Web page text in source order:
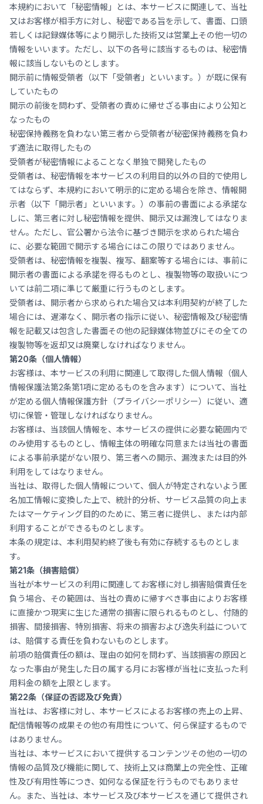
本規約において「秘密情報」とは、本サービスに関連して、当社
又はお客様が相手方に対し、秘密である旨を示して、書面、口頭
若しくは記録媒体等により開示した技術又は営業上その他一切の
情報をいいます。ただし、以下の各号に該当するものは、秘密情
報に該当しないものとします。
開示前に情報受領者（以下「受領者」といいます。）が既に保有
していたもの
開示の前後を問わず、受領者の責めに帰せざる事由により公知と
なったもの
秘密保持義務を負わない第三者から受領者が秘密保持義務を負わ
ず適法に取得したもの
受領者が秘密情報によることなく単独で開発したもの
受領者は、秘密情報を本サービスの利用目的以外の目的で使用し
てはならず、本規約において明示的に定める場合を除き、情報開
示者（以下「開示者」といいます。）の事前の書面による承諾な
しに、第三者に対し秘密情報を提供、開示又は漏洩してはなりま
せん。ただし、官公署から法令に基づき開示を求められた場合
に、必要な範囲で開示する場合にはこの限りではありません。
受領者は、秘密情報を複製、複写、翻案等する場合には、事前に
開示者の書面による承諾を得るものとし、複製物等の取扱いにつ
いては前二項に準じて厳重に行うものとします。
受領者は、開示者から求められた場合又は本利用契約が終了した
場合には、遅滞なく、開示者の指示に従い、秘密情報及び秘密情
報を記載又は包含した書面その他の記録媒体物並びにその全ての
複製物等を返却又は廃棄しなければなりません。
第20条（個人情報）
お客様は、本サービスの利用に関連して取得した個人情報（個人
情報保護法第2条第1項に定めるものを含みます）について、当社
が定める個人情報保護方針（プライバシーポリシー）に従い、適
切に保管・管理しなければなりません。
お客様は、当該個人情報を、本サービスの提供に必要な範囲内で
のみ使用するものとし、情報主体の明確な同意または当社の書面
による事前承諾がない限り、第三者への開示、漏洩または目的外
利用をしてはなりません。
当社は、取得した個人情報について、個人が特定されないよう匿
名加工情報に変換した上で、統計的分析、サービス品質の向上ま
たはマーケティング目的のために、第三者に提供し、または内部
利用することができるものとします。
本条の規定は、本利用契約終了後も有効に存続するものとしま
す。
第21条（損害賠償）
当社が本サービスの利用に関連してお客様に対し損害賠償責任を
負う場合、その範囲は、当社の責めに帰すべき事由によりお客様
に直接かつ現実に生じた通常の損害に限られるものとし、付随的
損害、間接損害、特別損害、将来の損害および逸失利益について
は、賠償する責任を負わないものとします。
前項の賠償責任の額は、理由の如何を問わず、当該損害の原因と
なった事由が発生した日の属する月にお客様が当社に支払った利
用料金の額を上限とします。
第22条（保証の否認及び免責）
当社は、お客様に対し、本サービスによるお客様の売上の上昇、
配信情報等の成果その他の有用性について、何ら保証するもので
はありません。
当社は、本サービスにおいて提供するコンテンツその他の一切の
情報の品質及び機能に関して、技術上又は商業上の完全性、正確
性及び有用性等につき、如何なる保証を行うものでもありませ
ん。また、当社は、本サービス及び本サービスを通じて提供され